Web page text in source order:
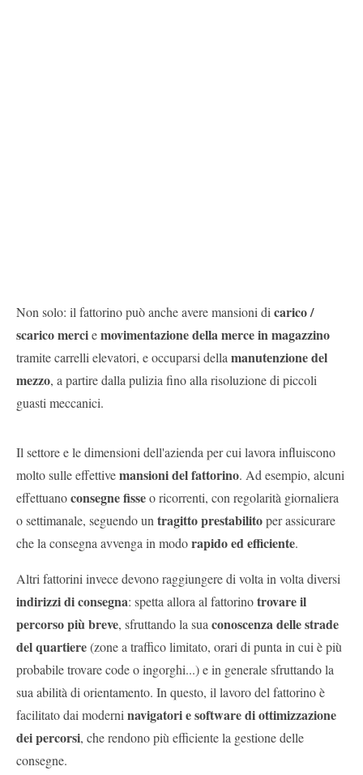
Non solo: il fattorino può anche avere mansioni di carico /
scarico merciemovimentazione della merce in magazzino
tramite carrelli elevatori, e occuparsi della manutenzione del
mezzo, a partire dalla pulizia fino alla risoluzione di piccoli
guasti meccanici.
Il settore e le dimensioni dell'azienda per cui lavora influiscono
molto sulle effettivemansioni del fattorino. Ad esempio, alcuni
effettuanoconsegne fisseo ricorrenti, con regolarità giornaliera
o settimanale, seguendo un tragitto prestabilitoper assicurare
che la consegna avvenga in modorapido ed efficiente.
Altri fattorini invece devono raggiungere di volta in volta diversi
indirizzi di consegna: spetta allora al fattorinotrovare il
percorso più breve, sfruttando la sua conoscenza delle strade
del quartiere(zone a traffico limitato, orari di punta in cui è più
probabile trovare code o ingorghi...) e in generale sfruttando la
sua abilità di orientamento. In questo, il lavoro del fattorino è
facilitato dai moderni navigatori e software di ottimizzazione
dei percorsi, che rendono più efficiente la gestione delle
consegne.